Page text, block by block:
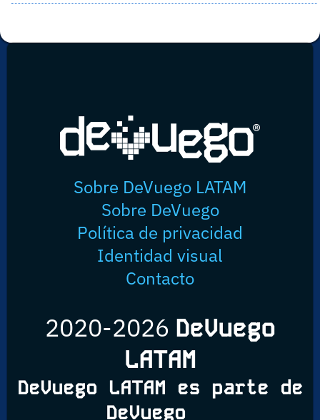
Sobre DeVuego LATAM
Sobre DeVuego
Política de privacidad
Identidad visual
Contacto
2020-2026 DeVuego
LATAM
DeVuego LATAM es parte de
DeVuego